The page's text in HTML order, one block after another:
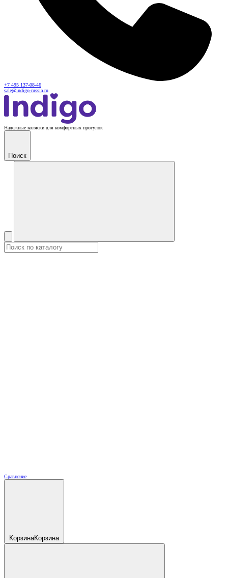
+7 495 137-08-46
sale@indigo-russia.ru
Надежные коляски для комфортных прогулок
Поиск
Сравнение
КорзинаКорзина